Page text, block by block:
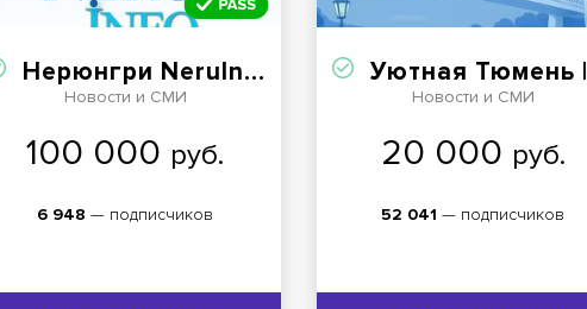
Нерюнгри NeruInfo
Новости и СМИ
100 000 руб.
6 948 — подписчиков
Уютная Тюмень | Новости
Новости и СМИ
20 000 руб.
52 041 — подписчиков